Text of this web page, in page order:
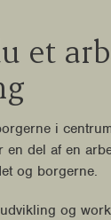
et
i
en del af en
og borgerne.
og